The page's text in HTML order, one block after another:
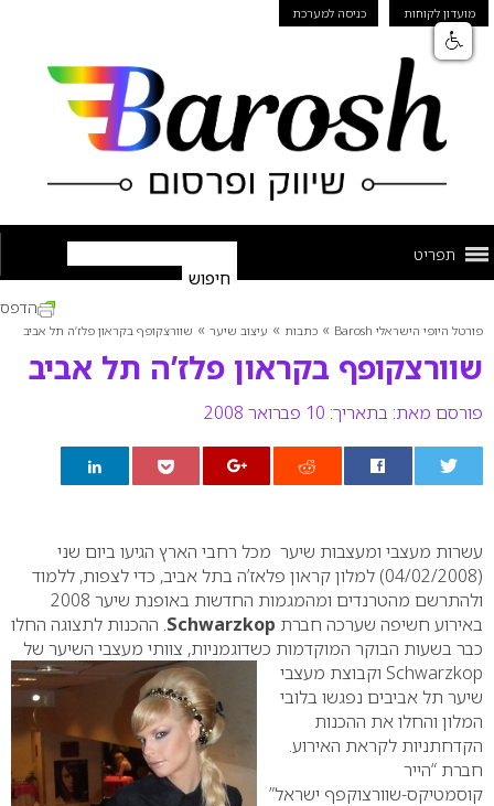
מועדון לקוחות כניסה למערכת
תפריט
פורטל היופי הישראלי Barosh » כתבות » עיצוב שיער » שוורצקופף בקראון פלז’ה תל אביב
שוורצקופף בקראון פלז’ה תל אביב
פורסם מאת: בתאריך: 10 פברואר 2008
הדפס
עשרות מעצבי ומעצבות שיער מכל רחבי הארץ הגיעו ביום שני
(04/02/2008) למלון קראון פלאז’ה בתל אביב, כדי לצפות, ללמוד
ולהתרשם מהטרנדים ומהמגמות החדשות באופנת שיער 2008
באירוע חשיפה שערכה חברת Schwarzkop. ההכנות לתצוגה החלו
כבר בשעות הבוקר המוקדמות כשדוגמניות, צוותי מעצבי השיער של
Schwarzkop וקבוצת מעצבי
שיער תל אביבים נפגשו בלובי
המלון והחלו את ההכנות
הקדחתניות לקראת האירוע.
חברת “הייר
קוסמטיקס-שוורצוקפף ישראל”